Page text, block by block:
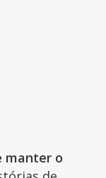
manter o